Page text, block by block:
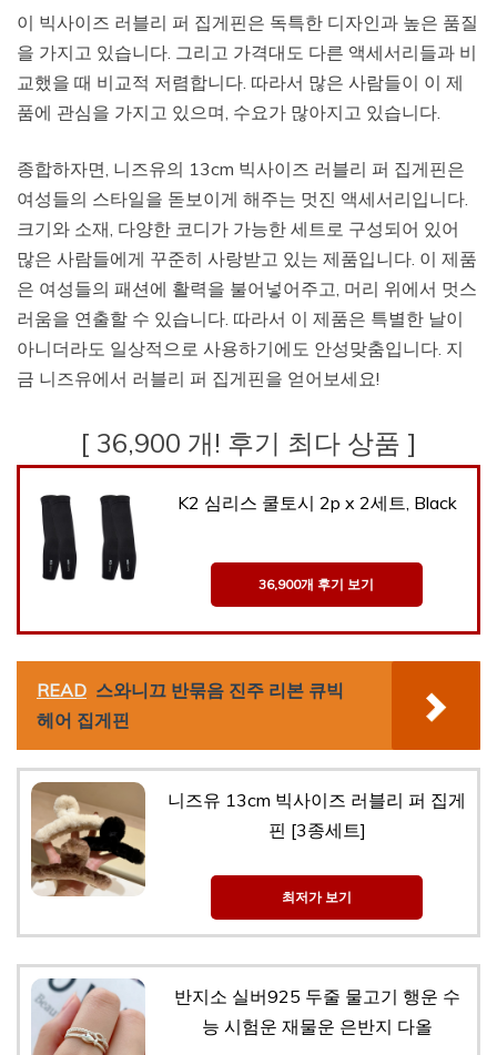
이 빅사이즈 러블리 퍼 집게핀은 독특한 디자인과 높은 품질
을 가지고 있습니다. 그리고 가격대도 다른 액세서리들과 비
교했을 때 비교적 저렴합니다. 따라서 많은 사람들이 이 제
품에 관심을 가지고 있으며, 수요가 많아지고 있습니다.
종합하자면, 니즈유의 13cm 빅사이즈 러블리 퍼 집게핀은
여성들의 스타일을 돋보이게 해주는 멋진 액세서리입니다.
크기와 소재, 다양한 코디가 가능한 세트로 구성되어 있어
많은 사람들에게 꾸준히 사랑받고 있는 제품입니다. 이 제품
은 여성들의 패션에 활력을 불어넣어주고, 머리 위에서 멋스
러움을 연출할 수 있습니다. 따라서 이 제품은 특별한 날이
아니더라도 일상적으로 사용하기에도 안성맞춤입니다. 지
금 니즈유에서 러블리 퍼 집게핀을 얻어보세요!
[ 36,900 개! 후기 최다 상품 ]
K2 심리스 쿨토시 2p x 2세트, Black
36,900개 후기 보기
READ 스와니끄 반묶음 진주 리본 큐빅
헤어 집게핀
니즈유 13cm 빅사이즈 러블리 퍼 집게
핀 [3종세트]
최저가 보기
반지소 실버925 두줄 물고기 행운 수
능 시험운 재물운 은반지 다올